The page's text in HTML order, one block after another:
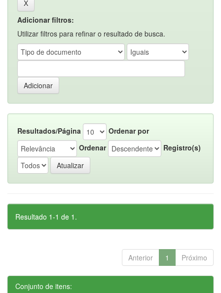
Adicionar filtros:
Utilizar filtros para refinar o resultado de busca.
Resultados/Página
Ordenar por
Ordenar
Registro(s)
Resultado 1-1 de 1.
Anterior 1 Próximo
Conjunto de itens: